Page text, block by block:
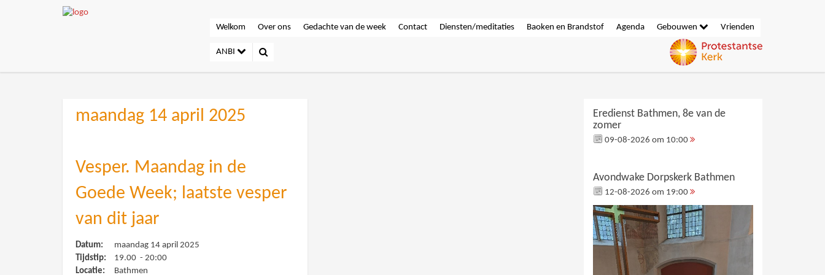
Welkom Over ons Gedachte van de week Contact Diensten/meditaties Baoken en Brandstof Agenda Gebouwen Vrienden
ANBI
maandag 14 april 2025
Vesper. Maandag in de
Goede Week; laatste vesper
van dit jaar
Datum:
maandag 14 april 2025
Tijdstip:
19.00 - 20:00
Locatie:
Bathmen
Eredienst Bathmen, 8e van de
zomer
09-08-2026 om 10:00
Avondwake Dorpskerk Bathmen
12-08-2026 om 19:00